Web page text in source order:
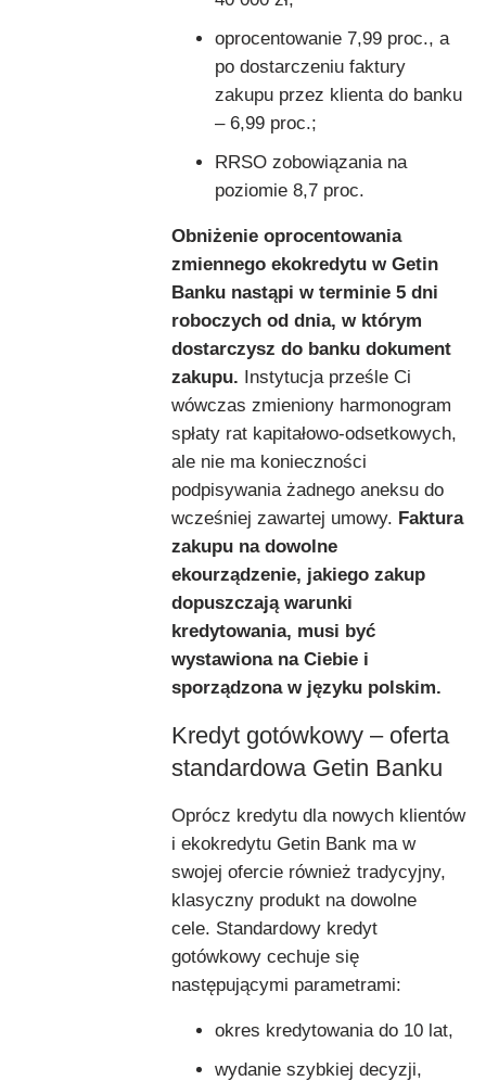
oprocentowanie 7,99 proc., a
po dostarczeniu faktury
zakupu przez klienta do banku
– 6,99 proc.;
RRSO zobowiązania na
poziomie 8,7 proc.
Obniżenie oprocentowania
zmiennego ekokredytu w Getin
Banku nastąpi w terminie 5 dni
roboczych od dnia, w którym
dostarczysz do banku dokument
zakupu. Instytucja prześle Ci
wówczas zmieniony harmonogram
spłaty rat kapitałowo-odsetkowych,
ale nie ma konieczności
podpisywania żadnego aneksu do
wcześniej zawartej umowy. Faktura
zakupu na dowolne
ekourządzenie, jakiego zakup
dopuszczają warunki
kredytowania, musi być
wystawiona na Ciebie i
sporządzona w języku polskim.
Kredyt gotówkowy – oferta
standardowa Getin Banku
Oprócz kredytu dla nowych klientów
i ekokredytu Getin Bank ma w
swojej ofercie również tradycyjny,
klasyczny produkt na dowolne
cele. Standardowy kredyt
gotówkowy cechuje się
następującymi parametrami:
okres kredytowania do 10 lat,
wydanie szybkiej decyzji,